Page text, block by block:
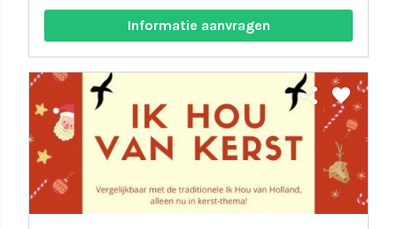
Informatie aanvragen
share favorite